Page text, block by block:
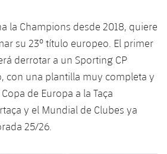
la Champions desde 2018, quiere
su 23º título europeo. El primer
derrotar a un Sporting CP
con una plantilla muy completa y
de Europa a la Taça
y el Mundial de Clubes ya
25/26.